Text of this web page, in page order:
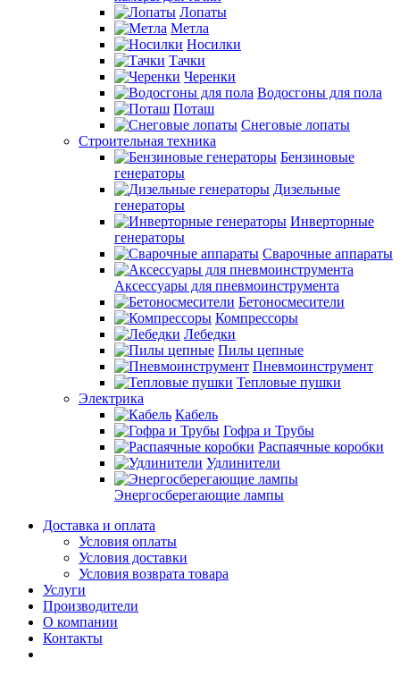
Лопаты
Метла
Носилки
Тачки
Черенки
Водосгоны для пола
Поташ
Снеговые лопаты
Строительная техника
Бензиновые
генераторы
Дизельные
генераторы
Инверторные
генераторы
Сварочные аппараты
Аксессуары для пневмоинструмента
Бетоносмесители
Компрессоры
Лебедки
Пилы цепные
Пневмоинструмент
Тепловые пушки
Электрика
Кабель
Гофра и Трубы
Распаячные коробки
Удлинители
Энергосберегающие лампы
Доставка и оплата
Условия оплаты
Условия доставки
Условия возврата товара
Услуги
Производители
О компании
Контакты